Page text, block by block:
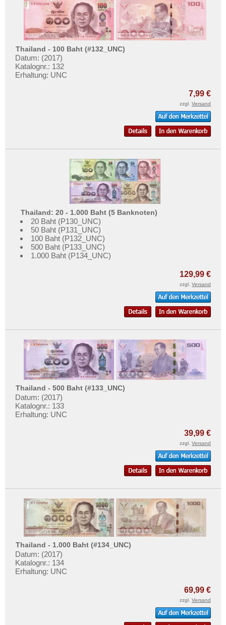
Thailand - 100 Baht (#132_UNC)
Datum: (2017)
Katalognr.: 132
Erhaltung: UNC
7,99 €
zzgl. Versand
Thailand: 20 - 1.000 Baht (5 Banknoten)
20 Baht (P130_UNC)
50 Baht (P131_UNC)
100 Baht (P132_UNC)
500 Baht (P133_UNC)
1.000 Baht (P134_UNC)
129,99 €
zzgl. Versand
Thailand - 500 Baht (#133_UNC)
Datum: (2017)
Katalognr.: 133
Erhaltung: UNC
39,99 €
zzgl. Versand
Thailand - 1.000 Baht (#134_UNC)
Datum: (2017)
Katalognr.: 134
Erhaltung: UNC
69,99 €
zzgl. Versand